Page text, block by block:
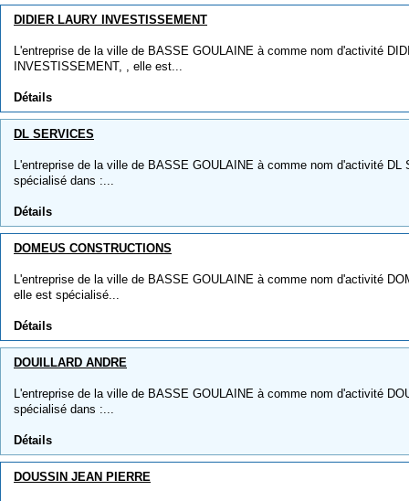
DIDIER LAURY INVESTISSEMENT
L'entreprise de la ville de BASSE GOULAINE à comme nom d'activité
INVESTISSEMENT, , elle est...
Détails
DL SERVICES
L'entreprise de la ville de BASSE GOULAINE à comme nom d'activité DL
spécialisé dans :...
Détails
DOMEUS CONSTRUCTIONS
L'entreprise de la ville de BASSE GOULAINE à comme nom d'activité
elle est spécialisé...
Détails
DOUILLARD ANDRE
L'entreprise de la ville de BASSE GOULAINE à comme nom d'activité
spécialisé dans :...
Détails
DOUSSIN JEAN PIERRE